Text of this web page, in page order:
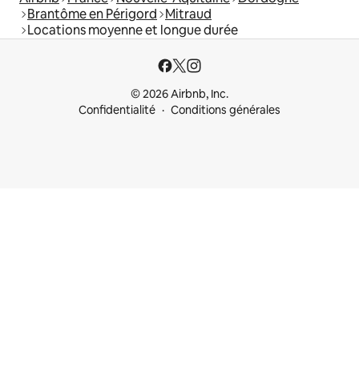
Brantôme en Périgord Mitraud
Locations moyenne et longue durée
© 2026 Airbnb, Inc.
Confidentialité
Conditions générales